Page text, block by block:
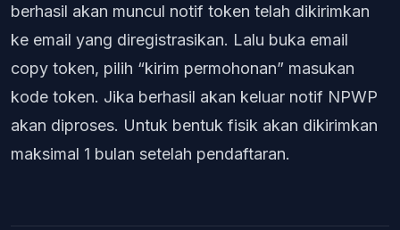
berhasil akan muncul notif token telah dikirimkan
ke email yang diregistrasikan. Lalu buka email
copy token, pilih “kirim permohonan” masukan
kode token. Jika berhasil akan keluar notif NPWP
akan diproses. Untuk bentuk fisik akan dikirimkan
maksimal 1 bulan setelah pendaftaran.